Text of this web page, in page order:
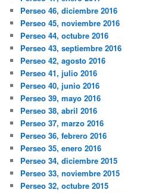
Perseo 46, diciembre 2016
Perseo 45, noviembre 2016
Perseo 44, octubre 2016
Perseo 43, septiembre 2016
Perseo 42, agosto 2016
Perseo 41, julio 2016
Perseo 40, junio 2016
Perseo 39, mayo 2016
Perseo 38, abril 2016
Perseo 37, marzo 2016
Perseo 36, febrero 2016
Perseo 35, enero 2016
Perseo 34, diciembre 2015
Perseo 33, noviembre 2015
Perseo 32, octubre 2015